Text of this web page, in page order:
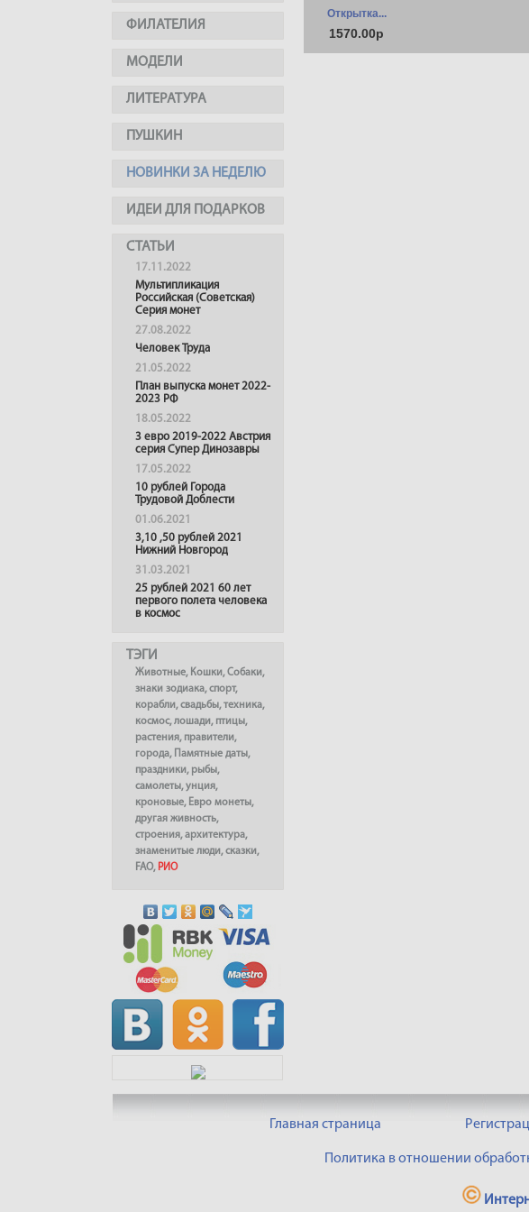
ФИЛАТЕЛИЯ
МОДЕЛИ
ЛИТЕРАТУРА
ПУШКИН
НОВИНКИ ЗА НЕДЕЛЮ
ИДЕИ ДЛЯ ПОДАРКОВ
СТАТЬИ
17.11.2022
Мультипликация
Российская (Советская)
Серия монет
27.08.2022
Человек Труда
21.05.2022
План выпуска монет 2022-
2023 РФ
18.05.2022
3 евро 2019-2022 Австрия
серия Супер Динозавры
17.05.2022
10 рублей Города
Трудовой Доблести
01.06.2021
3,10 ,50 рублей 2021
Нижний Новгород
31.03.2021
25 рублей 2021 60 лет
первого полета человека
в космос
ТЭГИ
Животные, Кошки,Собаки,
знаки зодиака,спорт,
корабли,свадьбы,техника,
космос,лошади, птицы,
растения, правители,
города, Памятные даты,
праздники, рыбы,
самолеты,унция,
кроновые, Евро монеты,
другая живность,
строения,архитектура,
знаменитые люди,сказки,
FAO, РИО
Открытка...
1570.00р
Главная страница
Политика в отношении